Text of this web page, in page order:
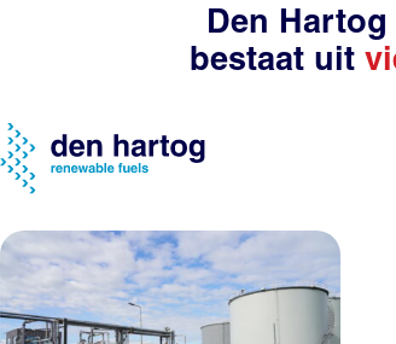
Den
bestaat uit